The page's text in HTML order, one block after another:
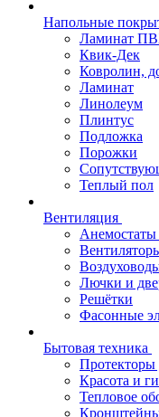
Напольные
Ламинат
Квик-Дек
Ковролин,
Ламинат
Линолеум
Плинтус
Подложка
Порожки
Теплый пол
Вентиляция
Лючки и
Решётки
Фасонные
Бытовая техника
Протекторы
Красота и
Тепловое